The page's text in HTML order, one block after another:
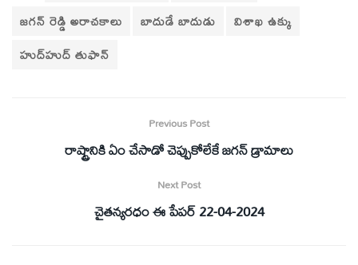
జగన్ రెడ్డి అరాచకాలు
బాదుడే బాదుడు
విశాఖ ఉక్కు
హుద్‌హుద్‌ తుఫాన్‌
Previous Post
రాష్ట్రానికి ఏం చేసాడో చెప్పుకోలేకే జగన్‌ డ్రామాలు
Next Post
చైతన్యరధం ఈ పేపర్ 22-04-2024